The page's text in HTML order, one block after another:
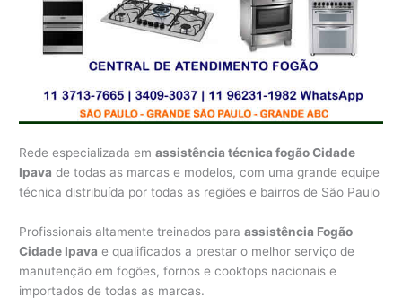
Rede especializada emassistência técnica fogão Cidade
Ipava de todas as marcas e modelos, com uma grande equipe
técnica distribuída por todas as regiões e bairros de São Paulo
Profissionais altamente treinados paraassistência Fogão
Cidade Ipava e qualificados a prestar o melhor serviço de
manutenção em fogões, fornos e cooktops nacionais e
importados de todas as marcas.